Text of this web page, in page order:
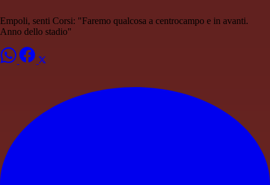
Empoli, senti Corsi: "Faremo qualcosa a centrocampo e in avanti.
Anno dello stadio"